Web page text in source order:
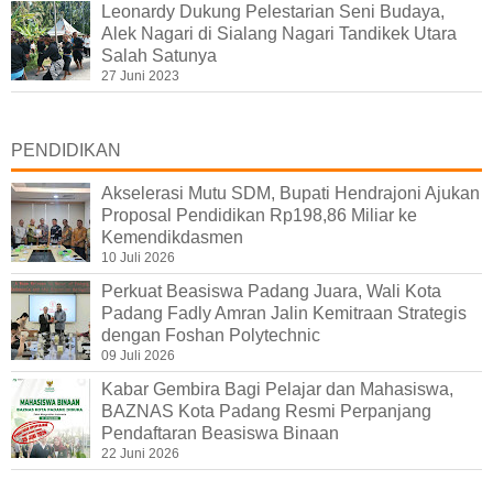
Leonardy Dukung Pelestarian Seni Budaya,
Alek Nagari di Sialang Nagari Tandikek Utara
Salah Satunya
27 Juni 2023
PENDIDIKAN
Akselerasi Mutu SDM, Bupati Hendrajoni Ajukan
Proposal Pendidikan Rp198,86 Miliar ke
Kemendikdasmen
10 Juli 2026
Perkuat Beasiswa Padang Juara, Wali Kota
Padang Fadly Amran Jalin Kemitraan Strategis
dengan Foshan Polytechnic
09 Juli 2026
Kabar Gembira Bagi Pelajar dan Mahasiswa,
BAZNAS Kota Padang Resmi Perpanjang
Pendaftaran Beasiswa Binaan
22 Juni 2026